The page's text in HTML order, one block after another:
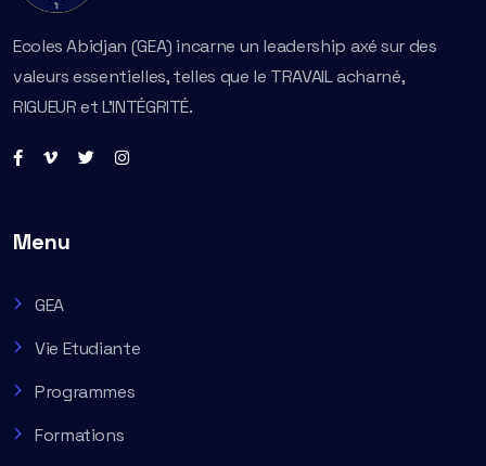
Ecoles Abidjan (GEA) incarne un leadership axé sur des
valeurs essentielles, telles que le TRAVAIL acharné,
RIGUEUR et L’INTÉGRITÉ.
Menu
GEA
Vie Etudiante
Programmes
Formations